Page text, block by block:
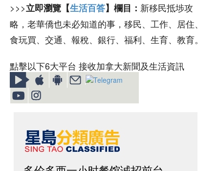
>>>立即瀏覽【生活百答】欄目： 新移民抵埗攻
略，老華僑也未必知道的事，移民、工作、居住、
食玩買、交通、報稅、銀行、福利、生育、教育。
點擊以下6大平台 接收加拿大新聞及生活資訊